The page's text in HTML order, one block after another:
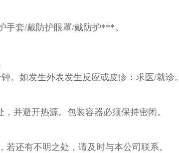
手套/戴防护眼罩/戴防护***。
。如发生外表发生反应或皮疹：求医/就诊。
并避开热源。包装容器必须保持密闭。
若还有不明之处，请及时与本公司联系。